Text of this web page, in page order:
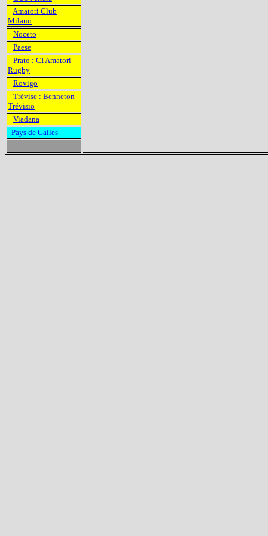
Amatori Club
Milano
Noceto
Paese
Prato : CI Amatori
Rugby
Rovigo
Trévise : Benneton
Trévisio
Viadana
Pays de Galles